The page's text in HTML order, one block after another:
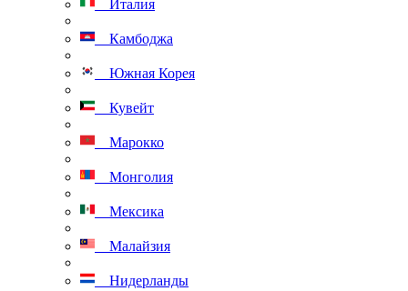
Италия
Камбоджа
Южная Корея
Кувейт
Марокко
Монголия
Мексика
Малайзия
Нидерланды